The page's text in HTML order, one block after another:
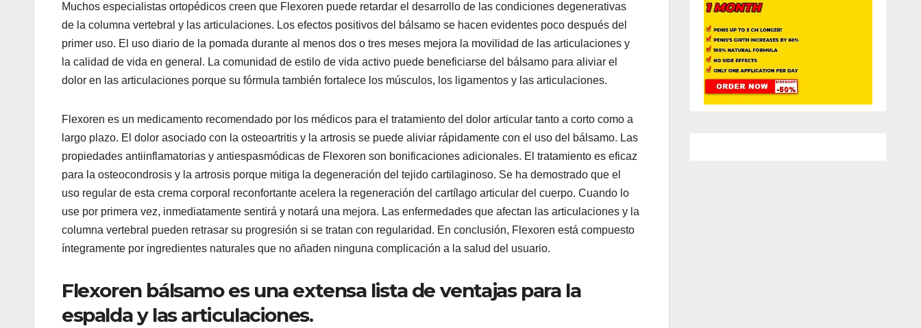
Muchos especialistas ortopédicos creen que Flexoren puede retardar el desarrollo de las condiciones degenerativas
de la columna vertebral y las articulaciones. Los efectos positivos del bálsamo se hacen evidentes poco después del
primer uso. El uso diario de la pomada durante al menos dos o tres meses mejora la movilidad de las articulaciones y
la calidad de vida en general. La comunidad de estilo de vida activo puede beneficiarse del bálsamo para aliviar el
dolor en las articulaciones porque su fórmula también fortalece los músculos, los ligamentos y las articulaciones.
Flexoren es un medicamento recomendado por los médicos para el tratamiento del dolor articular tanto a corto como a
largo plazo. El dolor asociado con la osteoartritis y la artrosis se puede aliviar rápidamente con el uso del bálsamo. Las
propiedades antiinflamatorias y antiespasmódicas de Flexoren son bonificaciones adicionales. El tratamiento es eficaz
para la osteocondrosis y la artrosis porque mitiga la degeneración del tejido cartilaginoso. Se ha demostrado que el
uso regular de esta crema corporal reconfortante acelera la regeneración del cartílago articular del cuerpo. Cuando lo
use por primera vez, inmediatamente sentirá y notará una mejora. Las enfermedades que afectan las articulaciones y la
columna vertebral pueden retrasar su progresión si se tratan con regularidad. En conclusión, Flexoren está compuesto
íntegramente por ingredientes naturales que no añaden ninguna complicación a la salud del usuario.
Flexoren bálsamo es una extensa lista de ventajas para la
espalda y las articulaciones.